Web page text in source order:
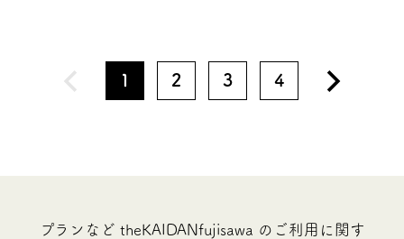
1 2 3 4
プランなど theKAIDANfujisawa のご利用に関す